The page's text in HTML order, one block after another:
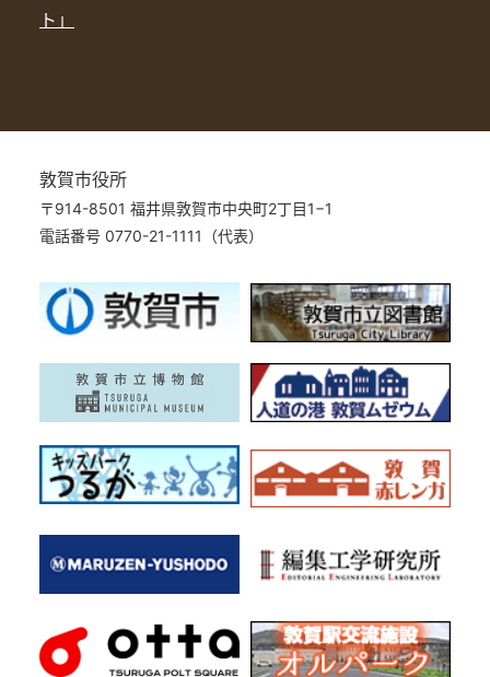
ト」
敦賀市役所
〒914-8501 福井県敦賀市中央町2丁目1−1
電話番号 0770-21-1111（代表）